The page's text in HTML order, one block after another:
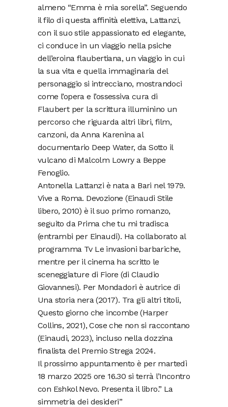
almeno “Emma è mia sorella”. Seguendo
il filo di questa affinità elettiva, Lattanzi,
con il suo stile appassionato ed elegante,
ci conduce in un viaggio nella psiche
dell’eroina flaubertiana, un viaggio in cui
la sua vita e quella immaginaria del
personaggio si intrecciano, mostrandoci
come l’opera e l’ossessiva cura di
Flaubert per la scrittura illuminino un
percorso che riguarda altri libri, film,
canzoni, da Anna Karenina al
documentario Deep Water, da Sotto il
vulcano di Malcolm Lowry a Beppe
Fenoglio.
Antonella Lattanzi è nata a Bari nel 1979.
Vive a Roma. Devozione (Einaudi Stile
libero, 2010) è il suo primo romanzo,
seguito da Prima che tu mi tradisca
(entrambi per Einaudi). Ha collaborato al
programma Tv Le invasioni barbariche,
mentre per il cinema ha scritto le
sceneggiature di Fiore (di Claudio
Giovannesi). Per Mondadori è autrice di
Una storia nera (2017). Tra gli altri titoli,
Questo giorno che incombe (Harper
Collins, 2021), Cose che non si raccontano
(Einaudi, 2023), incluso nella dozzina
finalista del Premio Strega 2024.
Il prossimo appuntamento è per martedì
18 marzo 2025 ore 16.30 si terrà l’Incontro
con Eshkol Nevo. Presenta il libro.” La
simmetria dei desideri”